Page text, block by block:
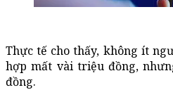
Thực tế cho thấy, không ít
hợp mất vài triệu đồng,
đồng.